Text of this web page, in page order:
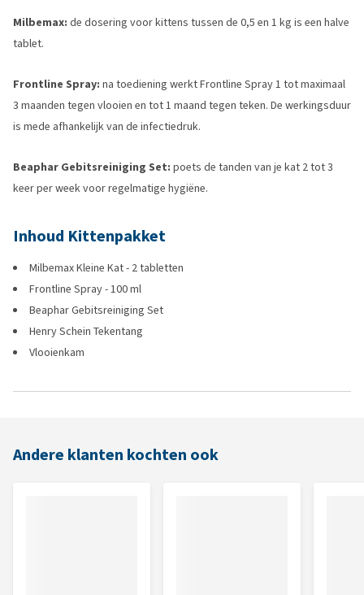
Milbemax: de dosering voor kittens tussen de 0,5 en 1 kg is een halve
tablet.
Frontline Spray: na toediening werkt Frontline Spray 1 tot maximaal
3 maanden tegen vlooien en tot 1 maand tegen teken. De werkingsduur
is mede afhankelijk van de infectiedruk.
Beaphar Gebitsreiniging Set: poets de tanden van je kat 2 tot 3
keer per week voor regelmatige hygiëne.
Inhoud Kittenpakket
Milbemax Kleine Kat - 2 tabletten
Frontline Spray - 100 ml
Beaphar Gebitsreiniging Set
Henry Schein Tekentang
Vlooienkam
Andere klanten kochten ook